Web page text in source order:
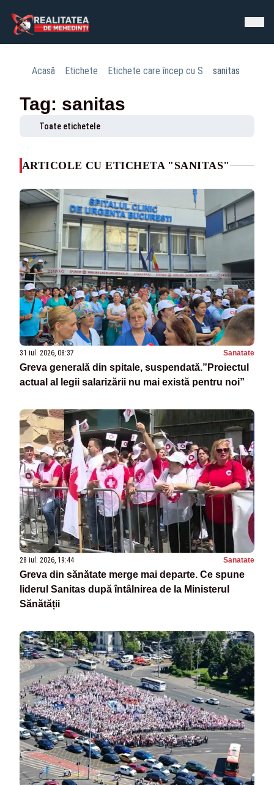
Acasă Etichete Etichete care încep cu S sanitas
Tag: sanitas
Toate etichetele
ARTICOLE CU ETICHETA "SANITAS"
31 iul. 2026, 08:37 Sanatate
Greva generală din spitale, suspendată.”Proiectul
actual al legii salarizării nu mai există pentru noi”
28 iul. 2026, 19:44 Sanatate
Greva din sănătate merge mai departe. Ce spune
liderul Sanitas după întâlnirea de la Ministerul
Sănătății